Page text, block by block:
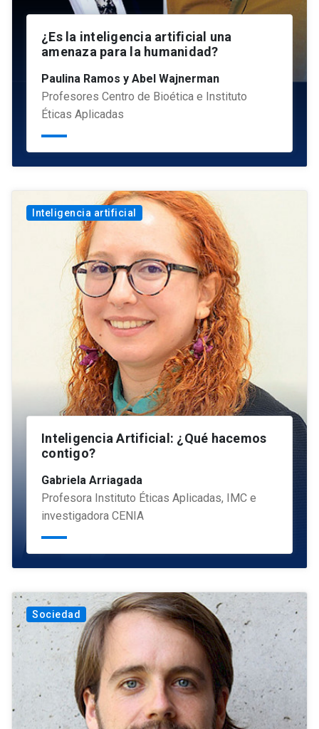
¿Es la inteligencia artificial una
amenaza para la humanidad?
Paulina Ramos y Abel Wajnerman
Profesores Centro de Bioética e Instituto
Éticas Aplicadas
Inteligencia artificial
Inteligencia Artificial: ¿Qué hacemos
contigo?
Gabriela Arriagada
Profesora Instituto Éticas Aplicadas, IMC e
investigadora CENIA
Sociedad